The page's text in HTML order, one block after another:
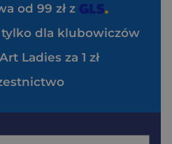
od 99 zł z
dla klubowiczów
Ladies za 1 zł